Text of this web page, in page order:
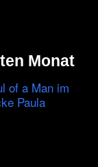
Monat
of a Man im
Paula